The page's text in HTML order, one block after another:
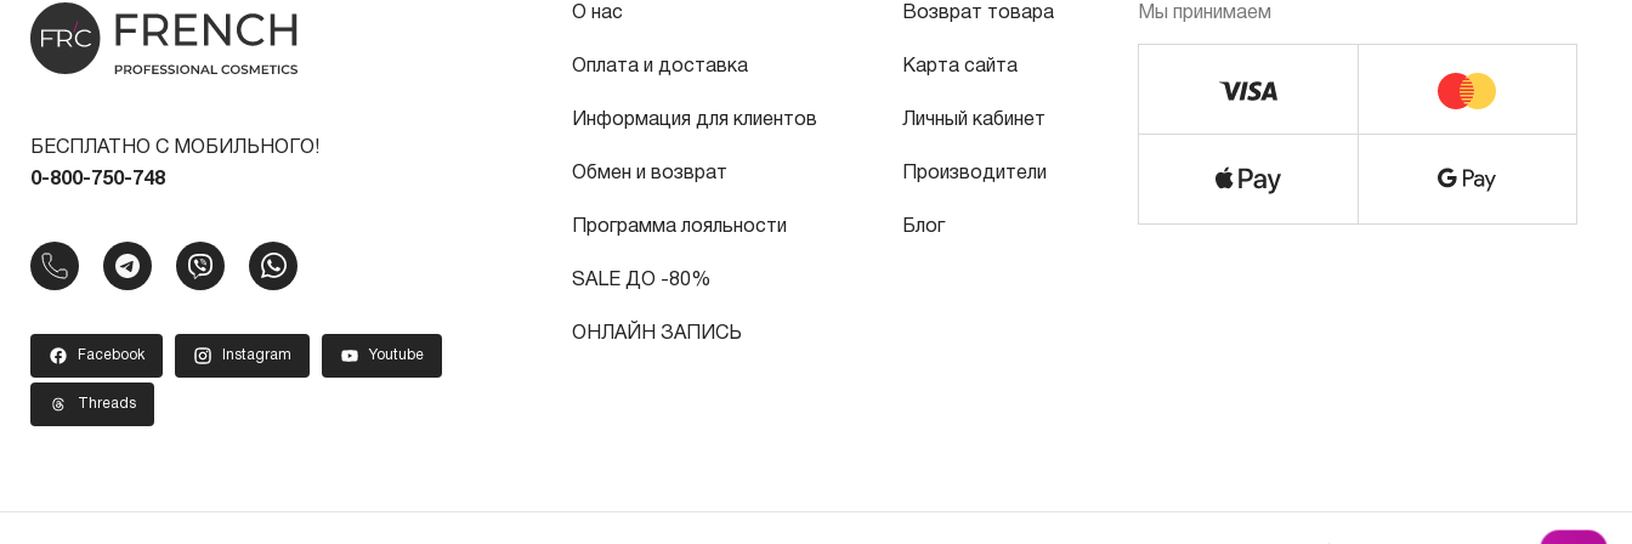
БЕСПЛАТНО С МОБИЛЬНОГО!
0-800-750-748
Facebook Instagram Youtube
Threads
О нас
Оплата и доставка
Информация для клиентов
Обмен и возврат
Программа лояльности
SALE ДО -80%
ОНЛАЙН ЗАПИСЬ
Возврат товара
Карта сайта
Личный кабинет
Производители
Блог
Мы принимаем